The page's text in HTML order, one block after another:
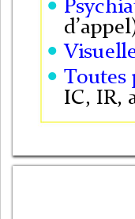

d’

 Toutes
IC, IR,